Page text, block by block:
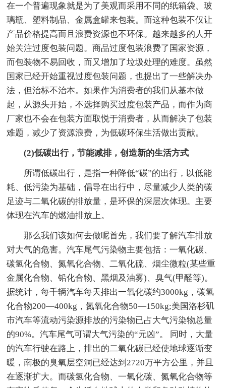
在一个普遍现象就是为了美观而采用不同的纸箱袋、玻
璃瓶、塑料制品、金属盒罐来包装。而这种包装不仅让
产品价格提高而且浪费资源也不环保。越来越多的人开
始关注过度包装问题。商品过度包装浪费了国家资源，
而包装物不易回收，而又增加了垃圾处理的难度。虽然
国家已经开始重视过度包装问题，也提出了一些解决办
法，但治标不治本。如果作为消费者的我们从基本做
起，从源头开始，不选择购买过度包装产品，而作为商
厂家也不会在包装方面取悦于消费者，从而解决了包装
难题，减少了资源浪费，为低碳环保生活做出贡献。
(2)低碳出行，节能减排，创造新的生活方式
所谓低碳出行，是指一种降低“碳”的出行，以低能
耗、低污染为基础，倡导在出行中，尽量减少人类的碳
足迹与二氧化碳的排放量，是环保的深层次体现。主要
体现在汽车的燃油排放上。
那么我们该如何去做呢首先，我们要了解汽车排放
对大气的危害。汽车尾气污染物主要包括：一氧化碳、
碳氢化合物、氮氧化合物、二氧化硫、烟尘微粒(某些重
金属化合物、铅化合物、黑烟及油雾)、臭气(甲醛等)。
据统计，每千辆汽车每天排出一氧化碳约3000kg，碳氢
化合物200—400kg，氮氧化合物50—150kg;美国洛杉矶
市汽车等流动污染源排放的污染物已占大气污染物总量
的90%。汽车尾气可谓大气污染的“元凶”。 同时，大量
的汽车行驶在路上，排出的二氧化碳已经使地球逐渐变
暖，南极的臭氧层空洞已经达到2720万平方公里，并且
在逐渐扩大。而碳氢化合物、一氧化碳、氮氧化合物等